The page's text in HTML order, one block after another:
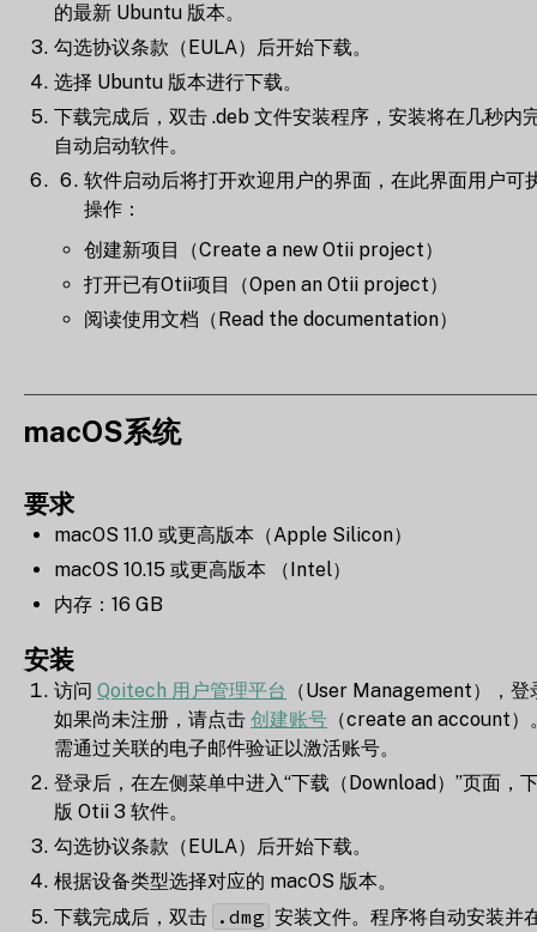
的最新 Ubuntu 版本。
勾选协议条款（EULA）后开始下载。
选择 Ubuntu 版本进行下载。
下载完成后，双击 .deb 文件安装程序，安装将在几秒内
自动启动软件。
软件启动后将打开欢迎用户的界面，在此界面用户可
操作：
创建新项目（Create a new Otii project）
打开已有Otii项目（Open an Otii project）
阅读使用文档（Read the documentation）
macOS系统
要求
macOS 11.0 或更高版本（Apple Silicon）
macOS 10.15 或更高版本 （Intel）
内存：16 GB
安装
访问 Qoitech 用户管理平台
（User Management），登
如果尚未注册，请点击 创建账号 （create an account）
需通过关联的电子邮件验证以激活账号。
登录后，在左侧菜单中进入“下载（Download）”页面，
版 Otii 3 软件。
勾选协议条款（EULA）后开始下载。
根据设备类型选择对应的 macOS 版本。
下载完成后，双击 .dmg 安装文件。程序将自动安装并